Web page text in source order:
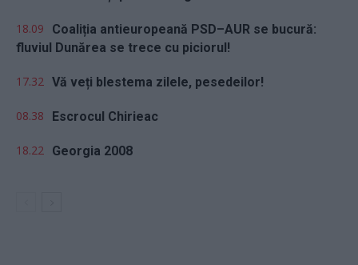
18.09
Coaliția antieuropeană PSD–AUR se bucură:
fluviul Dunărea se trece cu piciorul!
17.32 Vă veți blestema zilele, pesedeilor!
08.38 Escrocul Chirieac
18.22 Georgia 2008